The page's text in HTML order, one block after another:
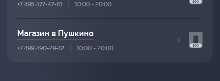
+7 495 477-47-61 10:00 - 20:00
Магазин в Пушкино
+7 499 490-29-12 10:00 - 20:00